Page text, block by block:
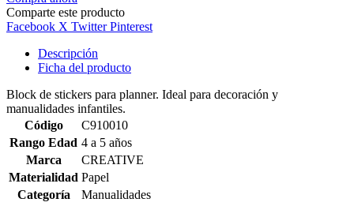
Comparte este producto
Facebook X Twitter Pinterest
Descripción
Ficha del producto
Block de stickers para planner. Ideal para decoración y
manualidades infantiles.
Código
C910010
Rango Edad 4 a 5 años
Marca
CREATIVE
Materialidad Papel
Categoría
Manualidades